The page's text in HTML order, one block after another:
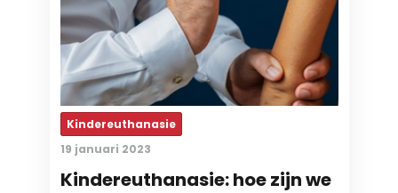
Kindereuthanasie
19 januari 2023
Kindereuthanasie: hoe zijn we